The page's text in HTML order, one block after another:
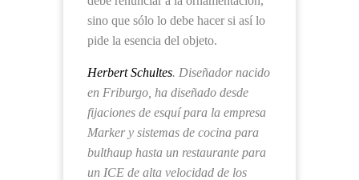
sino que sólo lo debe hacer si así lo
pide la esencia del objeto.
Herbert Schultes. Diseñador nacido
en Friburgo, ha diseñado desde
fijaciones de esquí para la empresa
Marker y sistemas de cocina para
bulthaup hasta un restaurante para
un ICE de alta velocidad de los